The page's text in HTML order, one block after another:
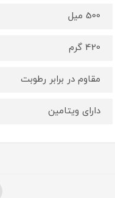
500 میل
420 گرم
مقاوم در برابر رطوبت
دارای ویتامین